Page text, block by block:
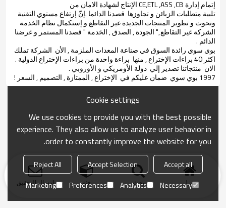
إتمام إدارة CE,ETL ,ASS ,CB الإنتاج لشهادة الامان من
تلبية متطلبات الزبائن و تجاوزها قصدنا الدائما .إنّ إرتفاع مستوي التقنية
وتحوث و تطوير المنتجات الجديدة غير التقاطع و إستكمال نظام الخدمة
الشركة غير التقاطع ," الجودة , الصدق , الخدمة " قصدنا المستمر و غرضنا
الدائم .
بوي سوي رائدة السوق في صناعة المعدات الملزمة , الأن الشركة تملك
اكثر 40 براءات الإختراع , منها براءة واحدة من براءات الإختراع الدولية .
الان منتجاتنا تصدير إلي دولة الأومريكي و الأوروبي .
1997 بوي سوي ضمان عليكم في الإختراع , الممتازة , التصميم , السعر !
منزل بحث فئة ارسال التحقيق
Cookie settings
We use cookies to provide you with the best possible
experience. They also allow us to analyze user behavior in
order to constantly improve the website for you.
Accept all
Accept Selection
Reject All
Necessary
Analytics
Preferences
Marketing